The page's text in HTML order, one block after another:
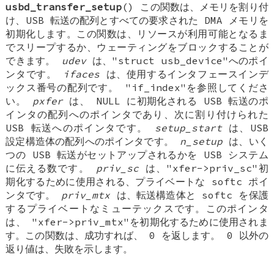
usbd_transfer_setup() この関数は、メモリを割り付
け、USB 転送の配列とすべての要求された DMA メモリを
初期化します。この関数は、リソースが利用可能となるま
でスリープするか、ウェーティングをブロックすることが
できます。 udevは、"struct usb_device"へのポイ
ンタです。
ifacesは、使用するインタフェースインデ
ックス番号の配列です。 "if_index"を参照してくださ
い。 pxferは、 NULL に初期化される USB 転送のポ
インタの配列へのポインタであり、次に割り付けられた
USB 転送へのポインタです。 setup_startは、USB
設定構造体の配列へのポインタです。 n_setup は、いく
つの USB 転送がセットアップされるかを USB システム
に伝える数です。 priv_scは、"xfer->priv_sc"初
期化するために使用される、プライベートな softc ポイ
ンタです。 priv_mtx は、転送構造体と softc を保護
するプライベートなミューテックスです。このポインタ
は、 "xfer->priv_mtx"を初期化するために使用されま
す。この関数は、成功すれば、 0 を返します。 0 以外の
返り値は、失敗を示します。